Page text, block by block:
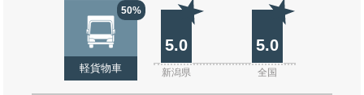
50%
軽貨物車
5.0 5.0
新潟県 全国